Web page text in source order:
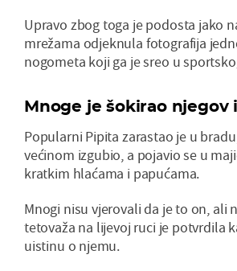
Upravo zbog toga je podosta jako
mrežama odjeknula fotografija
nogometa koji ga je sreo u
Mnoge je šokirao njegov
Popularni Pipita zarastao je u
većinom izgubio, a pojavio se u
kratkim hlaćama i papućama.
Mnogi nisu vjerovali da je to on, ali
tetovaža na lijevoj ruci je potvrdila
uistinu o njemu.